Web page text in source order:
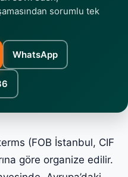
sorumlu tek
WhatsApp
(FOB İstanbul, CIF
göre organize edilir.